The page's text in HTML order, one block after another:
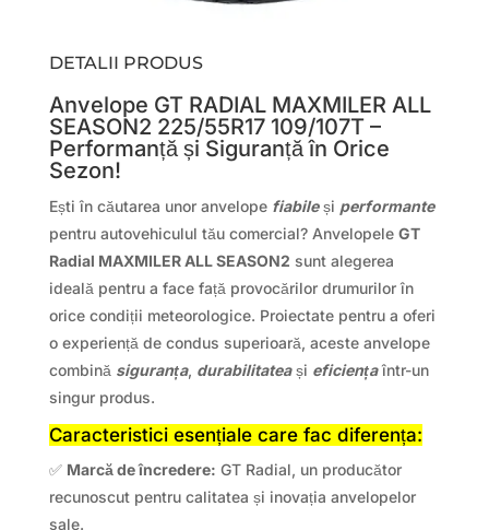
DETALII PRODUS
Anvelope GT RADIAL MAXMILER ALL
SEASON2 225/55R17 109/107T –
Performanță și Siguranță în Orice
Sezon!
Ești în căutarea unor anvelope fiabileși performante
pentru autovehiculul tău comercial? Anvelopele GT
Radial MAXMILER ALL SEASON2 sunt alegerea
ideală pentru a face față provocărilor drumurilor în
orice condiții meteorologice. Proiectate pentru a oferi
o experiență de condus superioară, aceste anvelope
combină siguranța, durabilitateași eficiențaîntr-un
singur produs.
Caracteristici esențiale care fac diferența:
✅ Marcă de încredere: GT Radial, un producător
recunoscut pentru calitatea și inovația anvelopelor
sale.